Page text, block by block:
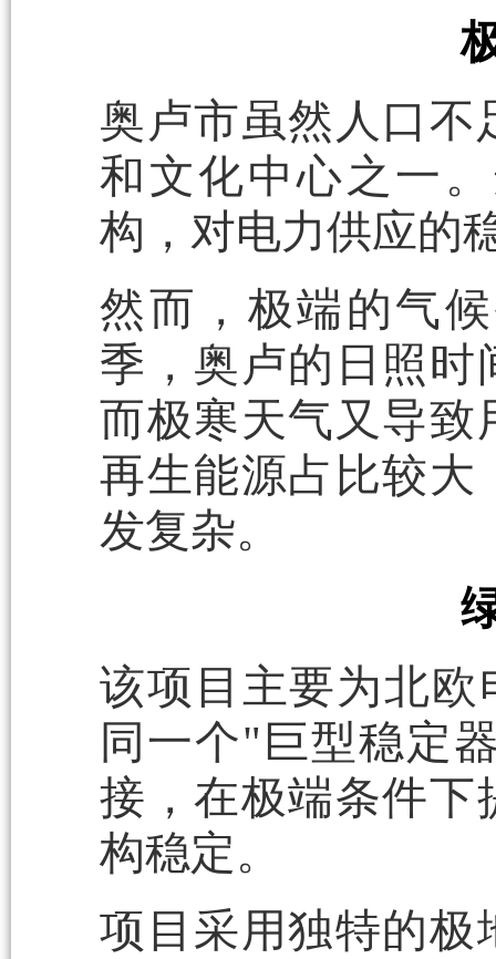
奥卢市虽然人口不
和文化中心之一
构，对电力供应的
然而，极端的气
季，奥卢的日照时
而极寒天气又导致
再生能源占比较大
发复杂。
该项目主要为北欧
同一个"巨型稳定
接，在极端条件下
构稳定。
项目采用独特的极